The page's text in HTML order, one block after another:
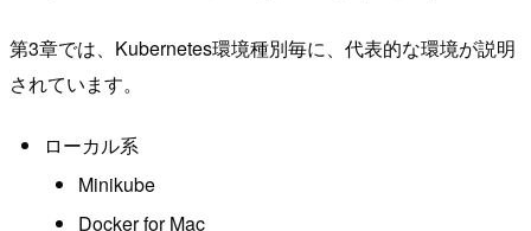
第3章では、Kubernetes環境種別毎に、代表的な環境が説明
されています。
ローカル系
Minikube
Docker for Mac